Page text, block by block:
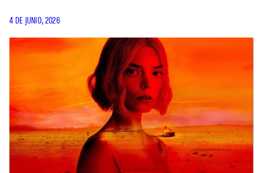
4 DE JUNIO, 2026